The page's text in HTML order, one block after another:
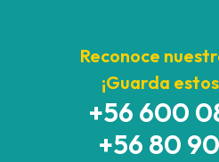
Reconoce
¡Guarda
+56 600
+56 80